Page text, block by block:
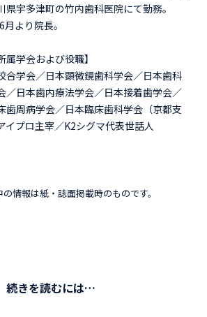
県宇多津町の竹内歯科医院にて勤務。
より院長。
属学会および役職】
合学会／日本顕微鏡歯科学会／日本歯科
／日本歯内療法学会／日本接着歯学会／
歯周病学会／日本臨床歯科学会（京都支
イプロ主宰／K2シグマ代表世話人
情報は紙・誌面掲載時のものです。
続きを読むには…